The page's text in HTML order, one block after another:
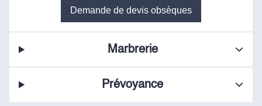
Demande de devis obsèques
Marbrerie
Prévoyance